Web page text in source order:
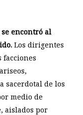
encontró al
Los dirigentes
facciones
sacerdotal de los
medio de
aislados por